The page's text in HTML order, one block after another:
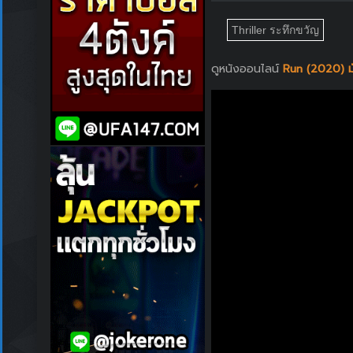
Thriller ระทึกขวัญ
ดูหนังออนไลน์Run (2020)